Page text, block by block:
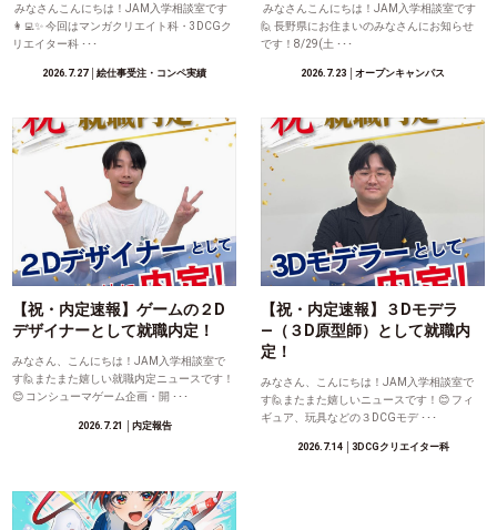
みなさんこんにちは！JAM入学相談室です
👩‍💻✨ 今回はマンガクリエイト科・3DCGク
リエイター科 ･･･
2026.7.27│絵仕事受注・コンペ実績
みなさんこんにちは！JAM入学相談室です
🙋 長野県にお住まいのみなさんにお知らせ
です！8/29(土 ･･･
2026.7.23 │オープンキャンパス
【祝・内定速報】ゲームの２D
デザイナーとして就職内定！
みなさん、こんにちは！JAM入学相談室で
す🙋またまた嬉しい就職内定ニュースです！
😊 コンシューマゲーム企画・開 ･･･
2026.7.21 │内定報告
【祝・内定速報】３Dモデラ
―（３D原型師）として就職内
定！
みなさん、こんにちは！JAM入学相談室で
す🙋またまた嬉しいニュースです！😊 フィ
ギュア、玩具などの３DCGモデ ･･･
2026.7.14│3DCGクリエイター科